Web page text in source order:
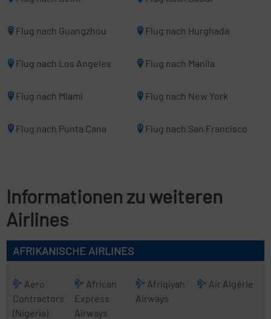
Flug nach Guangzhou Flug nach Hurghada
Flug nach Los Angeles Flug nach Manila
Flug nach Miami Flug nach New York
Flug nach Punta Cana Flug nach San Francisco
Informationen zu weiteren
Airlines
AFRIKANISCHE AIRLINES
Aero
Contractors
(Nigeria)
African
Express
Airways
Afriqiyah
Airways
Air Algérie